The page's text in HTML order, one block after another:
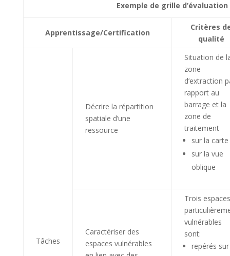
Exemple de grille d’évaluation
Apprentissage/Certification
Critères
qualité
Tâches
Décrire la répartition
spatiale d’une
ressource
Situation de
zone
d’extraction
rapport au
barrage et la
zone de
traitement
sur la carte
sur la vue
oblique
Caractériser des
espaces vulnérables
Trois espaces
vulnérables
sont:
repérés sur